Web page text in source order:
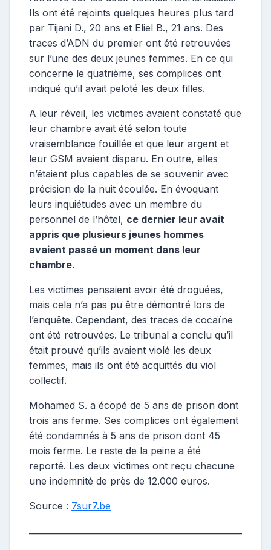
Ils ont été rejoints quelques heures plus tard
par Tijani D., 20 ans et Eliel B., 21 ans. Des
traces d’ADN du premier ont été retrouvées
sur l’une des deux jeunes femmes. En ce qui
concerne le quatrième, ses complices ont
indiqué qu’il avait peloté les deux filles.
A leur réveil, les victimes avaient constaté que
leur chambre avait été selon toute
vraisemblance fouillée et que leur argent et
leur GSM avaient disparu. En outre, elles
n’étaient plus capables de se souvenir avec
précision de la nuit écoulée. En évoquant
leurs inquiétudes avec un membre du
personnel de l’hôtel, ce dernier leur avait
appris que plusieurs jeunes hommes
avaient passé un moment dans leur
chambre.
Les victimes pensaient avoir été droguées,
mais cela n’a pas pu être démontré lors de
l’enquête. Cependant, des traces de cocaïne
ont été retrouvées. Le tribunal a conclu qu’il
était prouvé qu’ils avaient violé les deux
femmes, mais ils ont été acquittés du viol
collectif.
Mohamed S. a écopé de 5 ans de prison dont
trois ans ferme. Ses complices ont également
été condamnés à 5 ans de prison dont 45
mois ferme. Le reste de la peine a été
reporté. Les deux victimes ont reçu chacune
une indemnité de près de 12.000 euros.
Source : 7sur7.be